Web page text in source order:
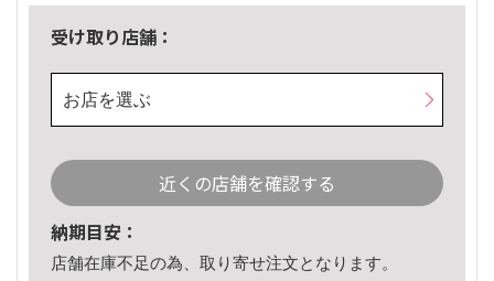
受け取り店舗：
お店を選ぶ
近くの店舗を確認する
納期目安：
店舗在庫不足の為、取り寄せ注文となります。